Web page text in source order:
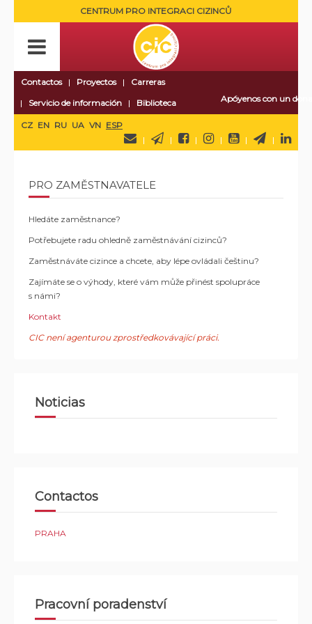
CENTRUM PRO INTEGRACI CIZINCŮ
Contactos Proyectos
Carreras
Servicio de información
Biblioteca Apóyenos con un
CZ EN RU UA VN ESP
PRO ZAMĚSTNAVATELE
Hledáte zaměstnance?
Potřebujete radu ohledně zaměstnávání cizinců?
Zaměstnáváte cizince a chcete, aby lépe ovládali češtinu?
Zajímáte se o výhody, které vám může přinést spolupráce
s námi?
Kontakt
CIC není agenturou zprostředkovávající práci.
Noticias
Contactos
PRAHA
Pracovní poradenství